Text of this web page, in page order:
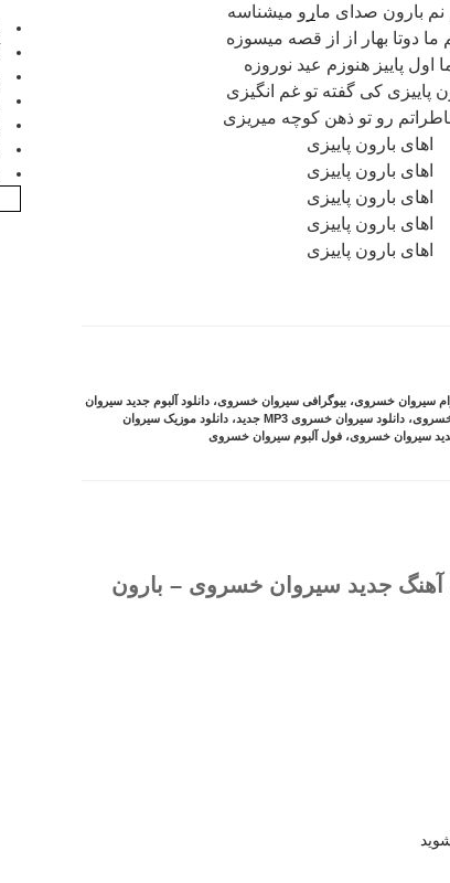
نم بارون صدای مار و میشناسه
ما دوتا بهار از از قصه میسوزه
اول پاییز هنوزم عید نوروزه
پاییزی کی گفته تو غم انگیزی
رو تو ذهن کوچه میریزی
اهای بارون پاییزی
اهای بارون پاییزی
اهای بارون پاییزی
اهای بارون پاییزی
اهای بارون پاییزی
سیروان خسروی،بیوگرافی سیروان خسروی،دانلود آلبوم جدید سیروان
خسروی،دانلود سیروان خسروی MP3 جدید ،دانلود موزیک سیروان
سیروان خسروی،فول آلبوم سیروان خسروی
آهنگ جدید سیروان خسروی – بارون